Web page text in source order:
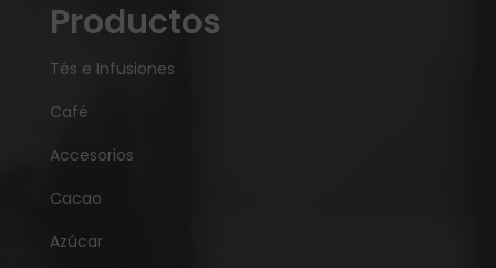
Productos
Tés e Infusiones
Café
Accesorios
Cacao
Azúcar